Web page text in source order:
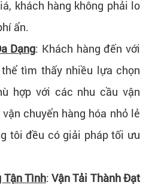
khách hàng không phải lo
ẩn.
Dạng: Khách hàng đến với
tìm thấy nhiều lựa chọn
hợp với các nhu cầu vận
chuyển hàng hóa nhỏ lẻ
tôi đều có giải pháp tối ưu
Tận Tình:Vận Tải Thành Đạt